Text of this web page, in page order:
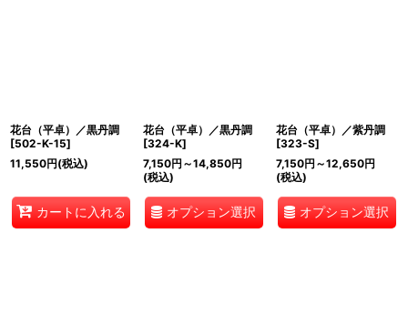
花台（平卓）／黒丹調
[502-K-15]
11,550円(税込)
カートに入れる
花台（平卓）／黒丹調
[324-K]
7,150円 ～14,850円
(税込)
オプション選択
花台（平卓）／紫丹調
[323-S]
7,150円 ～12,650円
(税込)
オプション選択